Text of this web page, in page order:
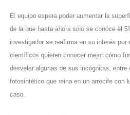
El equipo espera poder aumentar la
de la que hasta ahora solo se conoce el
investigador se reafirma en su interés por
científicos quieren conocer mejor cómo
desvelar algunas de sus incógnitas, entre
fotosintético que reina en un arrecife con
caso.